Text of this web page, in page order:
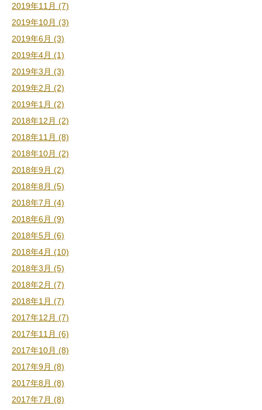
2019年11月 (7)
2019年10月 (3)
2019年6月 (3)
2019年4月 (1)
2019年3月 (3)
2019年2月 (2)
2019年1月 (2)
2018年12月 (2)
2018年11月 (8)
2018年10月 (2)
2018年9月 (2)
2018年8月 (5)
2018年7月 (4)
2018年6月 (9)
2018年5月 (6)
2018年4月 (10)
2018年3月 (5)
2018年2月 (7)
2018年1月 (7)
2017年12月 (7)
2017年11月 (6)
2017年10月 (8)
2017年9月 (8)
2017年8月 (8)
2017年7月 (8)